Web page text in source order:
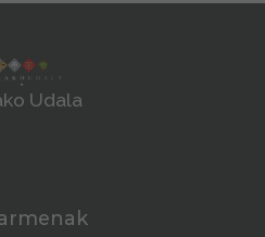
Udala